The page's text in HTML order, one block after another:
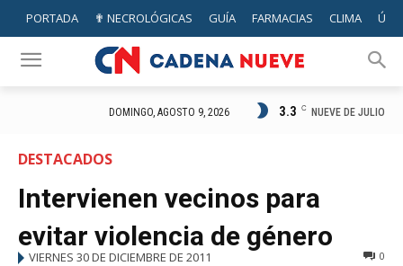
PORTADA ✟ NECROLÓGICAS GUÍA FARMACIAS CLIMA
DOMINGO, AGOSTO 9, 2026 3.3 C NUEVE DE JULIO
DESTACADOS
Intervienen vecinos para
evitar violencia de género
VIERNES 30 DE DICIEMBRE DE 2011 0